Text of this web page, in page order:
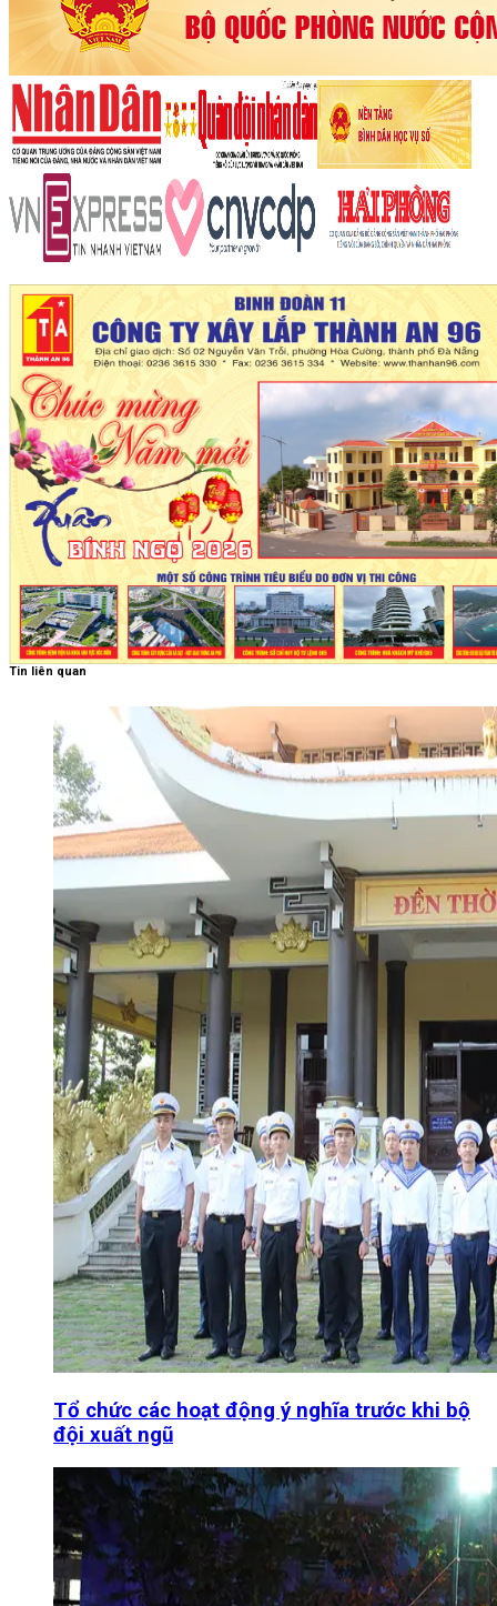
Tin liên quan
Tổ chức các hoạt động ý nghĩa trước khi bộ
đội xuất ngũ